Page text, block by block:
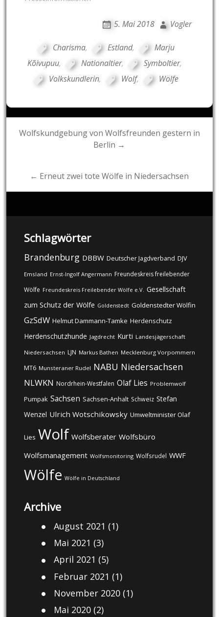
5. Mai 2018 Vogler
Charisma, Estland,
Marju
Kõivupuu, Nationaltier, Symboltier,
Volkskundlerin, Wolf, Wölfe
Post
Wolfskundgebung von Wolfsfreunden gestern in
Berlin →
← Erneut zwei tote Wölfe in Niedersachsen
Schlagwörter
Brandenburg DBBW Deutscher Jagdverband DJV
Emsland Ernst-Ingolf Angermann Freundeskreis freilebender
Wölfe Freundeskreis Freilebender Wölfe e.V. Gesellschaft
zum Schutz der Wölfe Goldenstedt Goldenstedter Wölfin
GzSdW Helmut Dammann-Tamke Herdenschutz
Herdenschutzhunde Jagdrecht Kurti Landesjägerschaft
Niedersachsen LJN Markus Bathen Mecklenburg Vorpommern
MT6 Munsteraner Rudel NABU Niedersachsen
NLWKN Nordrhein-Westfalen Olaf Lies Problemwolf
Pumpak Sachsen Sachsen-Anhalt Schweiz Stefan
Wenzel Ulrich Wotschikowsky Umweltminister Olaf
Lies Wolf Wolfsberater Wolfsbüro
Wolfsmanagement Wolfsmonitoring Wolfsrudel WWF
Wölfe Wölfe in Deutschland
Archive
August 2021 (1)
Mai 2021 (3)
April 2021 (5)
Februar 2021 (1)
November 2020(1)
Mai 2020(2)